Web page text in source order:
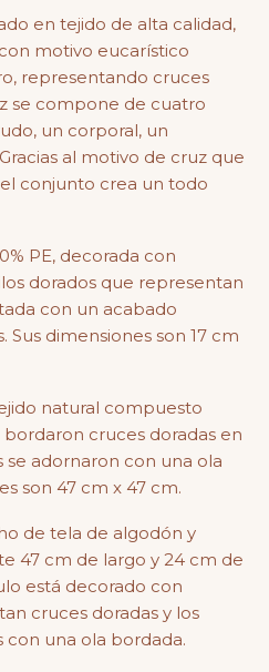
en tejido de alta calidad,
motivo eucarístico
representando cruces
se compone de cuatro
un corporal, un
al motivo de cruz que
conjunto crea un todo
PE, decorada con
dorados que representan
con un acabado
Sus dimensiones son 17 cm
natural compuesto
bordaron cruces doradas en
se adornaron con una ola
son 47 cm x 47 cm.
de tela de algodón y
47 cm de largo y 24 cm de
está decorado con
cruces doradas y los
con una ola bordada.